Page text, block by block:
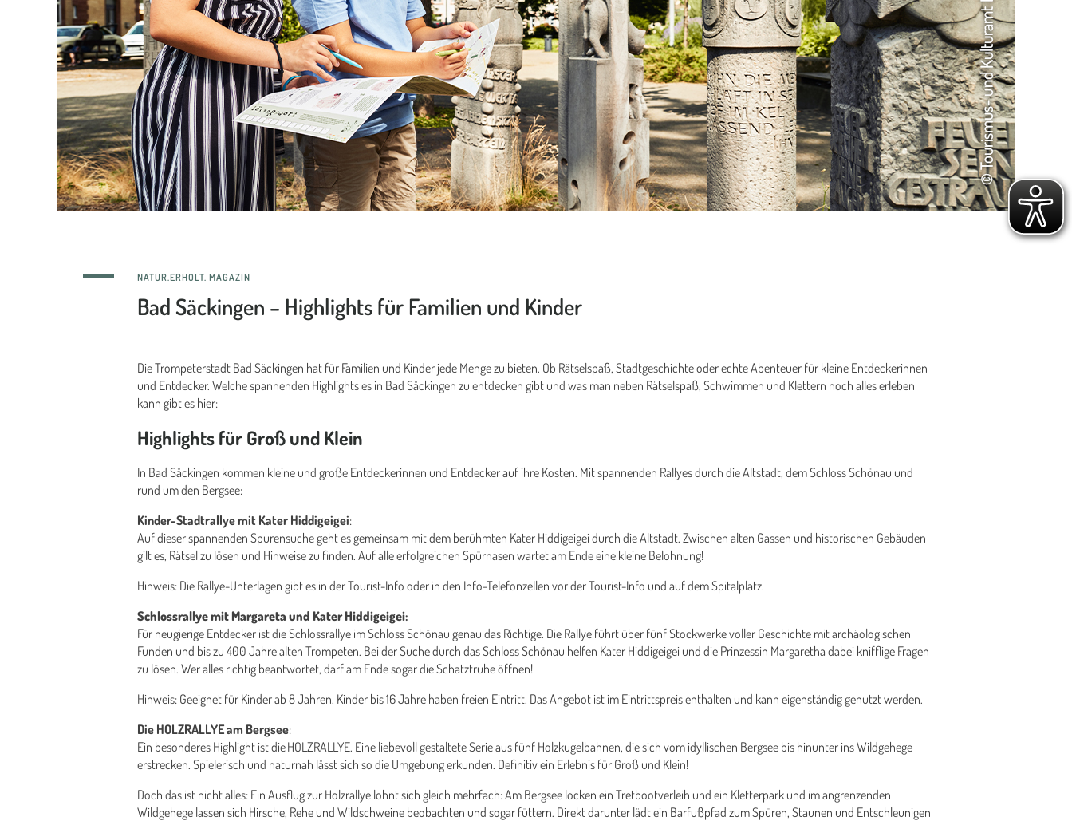
NATUR.ERHOLT. MAGAZIN
Bad Säckingen – Highlights für Familien und Kinder
Die Trompeterstadt Bad Säckingen hat für Familien und Kinder jede Menge zu bieten. Ob Rätselspaß, Stadtgeschichte oder echte Abenteuer für kleine Entdeckerinnen
und Entdecker. Welche spannenden Highlights es in Bad Säckingen zu entdecken gibt und was man neben Rätselspaß, Schwimmen und Klettern noch alles erleben
kann gibt es hier:
Highlights für Groß und Klein
In Bad Säckingen kommen kleine und große Entdeckerinnen und Entdecker auf ihre Kosten. Mit spannenden Rallyes durch die Altstadt, dem Schloss Schönau und
rund um den Bergsee:
Kinder-Stadtrallye mit Kater Hiddigeigei:
Auf dieser spannenden Spurensuche geht es gemeinsam mit dem berühmten Kater Hiddigeigei durch die Altstadt. Zwischen alten Gassen und historischen Gebäuden
gilt es, Rätsel zu lösen und Hinweise zu finden. Auf alle erfolgreichen Spürnasen wartet am Ende eine kleine Belohnung!
Hinweis: Die Rallye-Unterlagen gibt es in der Tourist-Info oder in den Info-Telefonzellen vor der Tourist-Info und auf dem Spitalplatz.
Schlossrallye mit Margareta und Kater Hiddigeigei:
Für neugierige Entdecker ist die Schlossrallye im Schloss Schönau genau das Richtige. Die Rallye führt über fünf Stockwerke voller Geschichte mit archäologischen
Funden und bis zu 400 Jahre alten Trompeten. Bei der Suche durch das Schloss Schönau helfen Kater Hiddigeigei und die Prinzessin Margaretha dabei knifflige Fragen
zu lösen. Wer alles richtig beantwortet, darf am Ende sogar die Schatztruhe öffnen!
Hinweis: Geeignet für Kinder ab 8 Jahren. Kinder bis 16 Jahre haben freien Eintritt. Das Angebot ist im Eintrittspreis enthalten und kann eigenständig genutzt werden.
Die HOLZRALLYE am Bergsee:
Ein besonderes Highlight ist die HOLZRALLYE. Eine liebevoll gestaltete Serie aus fünf Holzkugelbahnen, die sich vom idyllischen Bergsee bis hinunter ins Wildgehege
erstrecken. Spielerisch und naturnah lässt sich so die Umgebung erkunden. Definitiv ein Erlebnis für Groß und Klein!
Doch das ist nicht alles: Ein Ausflug zur Holzrallye lohnt sich gleich mehrfach: Am Bergsee locken ein Tretbootverleih und ein Kletterpark und im angrenzenden
Wildgehege lassen sich Hirsche, Rehe und Wildschweine beobachten und sogar füttern. Direkt darunter lädt ein Barfußpfad zum Spüren, Staunen und Entschleunigen